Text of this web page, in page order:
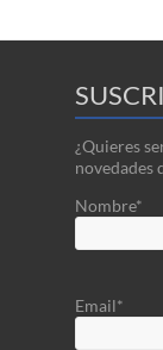
¿Quieres
novedades
Nombre*
Email*